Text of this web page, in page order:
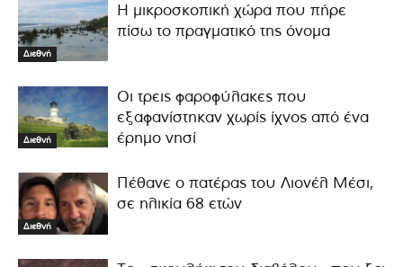
Διεθνή
Η μικροσκοπική χώρα που πήρε
πίσω το πραγματικό της όνομα
Διεθνή
Οι τρεις φαροφύλακες που
εξαφανίστηκαν χωρίς ίχνος από ένα
έρημο νησί
Διεθνή
Πέθανε ο πατέρας του Λιονέλ Μέσι,
σε ηλικία 68 ετών